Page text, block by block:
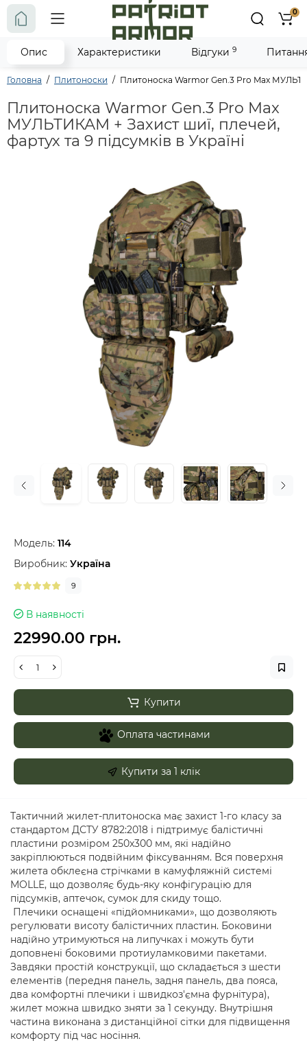
0
Головна Плитоноски Плитоноска Warmor Gen.3 Pro Max
Плитоноска Warmor Gen.3 Pro Max
МУЛЬТИКАМ + Захист шиї, плечей,
фартух та 9 підсумків в Україні
Модель: 114
Виробник: Україна
9
В наявності
22990.00 грн.
Купити
Оплата частинами
Купити за 1 клiк
Опис Характеристики Відгуки 9
Тактичний жилет-плитоноска має захист 1-го класу за
стандартом ДСТУ 8782:2018 і підтримує балістичні
пластини розміром 250х300 мм, які надійно
закріплюються подвійним фіксуванням. Вся поверхня
жилета обклеєна стрічками в камуфляжній системі
MOLLE, що дозволяє будь-яку конфігурацію для
підсумків, аптечок, сумок для скиду тощо.
Плечики оснащені «підйомниками», що дозволяють
регулювати висоту балістичних пластин. Боковини
надійно утримуються на липучках і можуть бути
доповнені боковими протиуламковими пакетами.
Завдяки простій конструкції, що складається з шести
елементів (передня панель, задня панель, два пояса,
два комфортні плечики і швидкоз'ємна фурнітура),
жилет можна швидко зняти за 1 секунду. Внутрішня
частина виконана з дистанційної сітки для підвищення
комфорту під час носіння.